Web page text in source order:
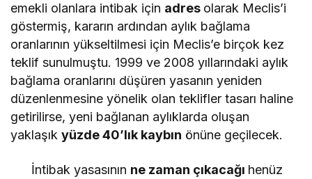
emekli olanlara intibak için adres olarak Meclis’i
göstermiş, kararın ardından aylık bağlama
oranlarının yükseltilmesi için Meclis’e birçok kez
teklif sunulmuştu. 1999 ve 2008 yıllarındaki aylık
bağlama oranlarını düşüren yasanın yeniden
düzenlenmesine yönelik olan teklifler tasarı haline
getirilirse, yeni bağlanan aylıklarda oluşan
yaklaşıkyüzde 40’lık kaybın önüne geçilecek.
İntibak yasasının ne zaman çıkacağı henüz